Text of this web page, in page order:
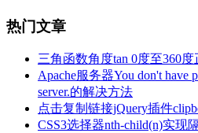
热门文章
三角函数角度tan 0度至360
Apache服务器You don't have
server.的解决方法
点击复制链接jQuery插件
CSS3选择器nth-child(n)实现